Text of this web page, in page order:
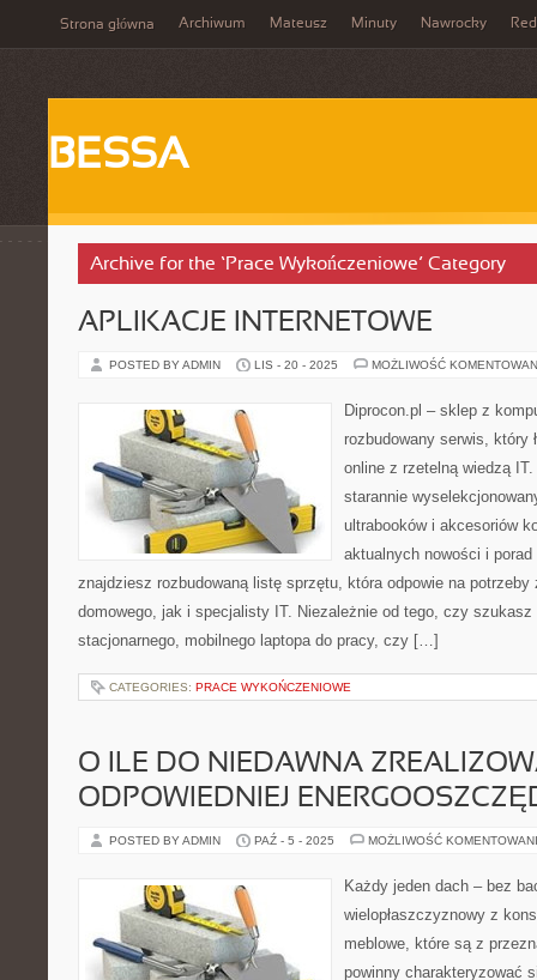
Strona główna Archiwum Mateusz Minuty Nawrocky
BESSA
Archive for the ‘Prace Wykończeniowe’ Category
APLIKACJE INTERNETOWE
POSTED BY ADMIN LIS - 20 - 2025 MOŻLIWOŚĆ
Diprocon.pl – sklep z
rozbudowany serwis, który
online z rzetelną wiedzą
starannie
ultrabooków i akcesoriów
aktualnych nowości i
znajdziesz rozbudowaną listę sprzętu, która odpowie na potrzeby
domowego, jak i specjalisty IT. Niezależnie od tego, czy szukasz
stacjonarnego, mobilnego laptopa do pracy, czy […]
CATEGORIES: PRACE WYKOŃCZENIOWE
O ILE DO NIEDAWNA
ODPOWIEDNIEJ
POSTED BY ADMIN PAŹ - 5 - 2025 MOŻLIWOŚĆ
Każdy jeden dach – bez
wielopłaszczyznowy z
meblowe, które są z
powinny charakteryzować